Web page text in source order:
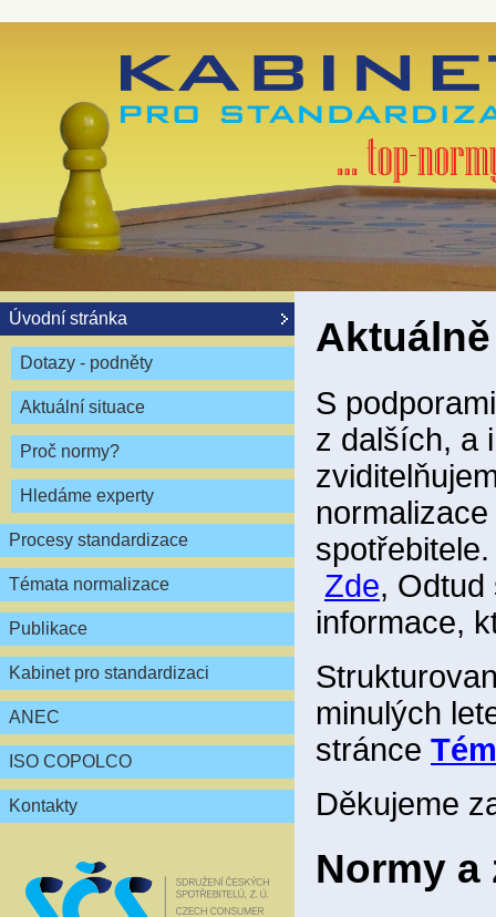
Úvodní stránka
Dotazy - podněty
Aktuální situace
Proč normy?
Hledáme experty
Procesy standardizace
Témata normalizace
Publikace
Kabinet pro standardizaci
ANEC
ISO COPOLCO
Kontakty
Aktuálně
S
z dalších, a
Zde, Odtud
informace,
minulých
stránce
Děkujeme
Normy